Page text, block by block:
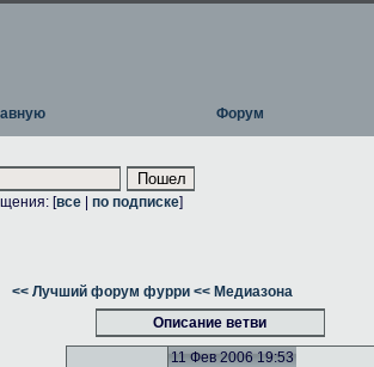
Форум
[все по подписке]
<< Лучший форум фурри << Медиазона
Описание ветви
11 Фев 2006 19:53